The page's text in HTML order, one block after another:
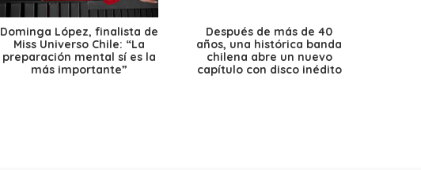
Dominga López, finalista de
Miss Universo Chile: “La
preparación mental sí es la
más importante”
Después de más de 40
años, una histórica banda
chilena abre un nuevo
capítulo con disco inédito